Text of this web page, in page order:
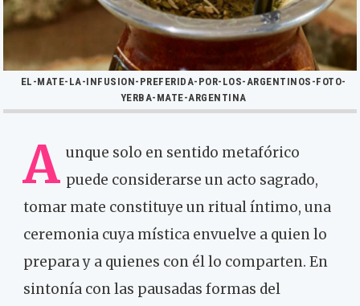
EL-MATE-LA-INFUSION-PREFERIDA-POR-LOS-ARGENTINOS-FOTO-
YERBA-MATE-ARGENTINA
A unque solo en sentido metafórico
puede considerarse un acto sagrado,
tomar mate constituye un ritual íntimo, una
ceremonia cuya mística envuelve a quien lo
prepara y a quienes con él lo comparten. En
sintonía con las pausadas formas del